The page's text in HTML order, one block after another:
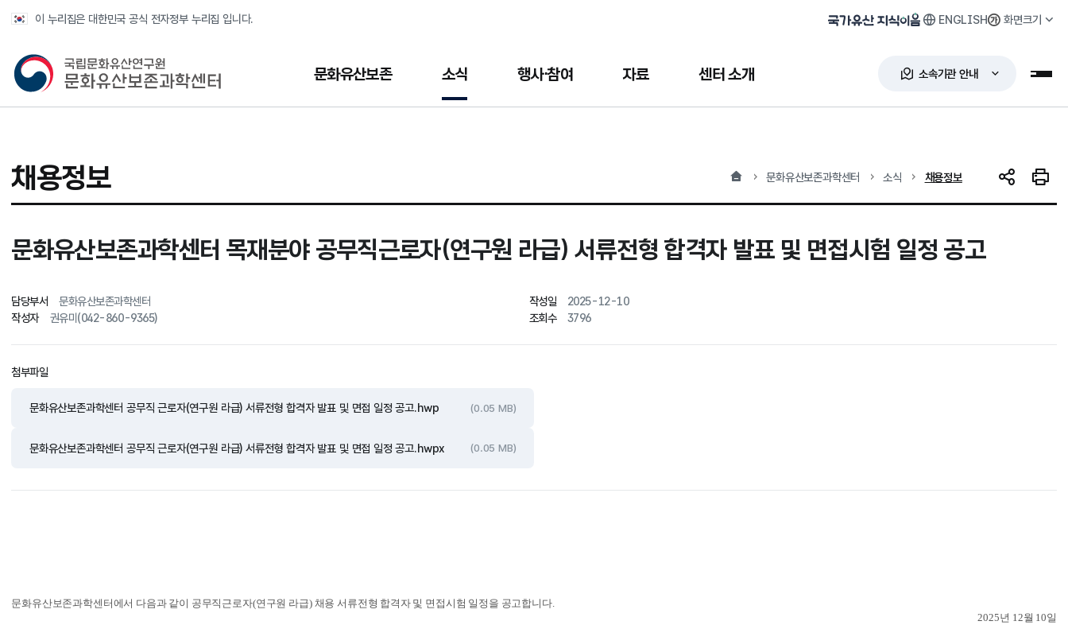
이 누리집은 대한민국 공식 전자정부 누리집 입니다.
국가유산 지식이음 ENGLISH 화면크기
국가유산청 문화유산보존과학센터 문화유산보존 소식 행사·참여 자료 센터 소개 소속기관 안내 누리
채용정보 홈 문화유산보존과학센터 소식 현재 위치
채용정보 SNS 공유인쇄
문화유산보존과학센터 목재분야 공무직근로자(연구원 라급) 서류전형 합격자 발표 및 면접시험 일정 공고
담당부서 문화유산보존과학센터 작성일
2025-12-10
작성자
권유미(042-860-9365) 조회수 3796
첨부파일
문화유산보존과학센터 공무직 근로자(연구원 라급) 서류전형 합격자 발표 및 면접 일정 공고.hwp (0.05 MB)
문화유산보존과학센터 공무직 근로자(연구원 라급) 서류전형 합격자 발표 및 면접 일정 공고.hwpx (0.05 MB)
문화유산보존과학센터에서 다음과 같이 공무직근로자(연구원 라급) 채용 서류전형 합격자 및 면접시험 일정을 공고합니다.
2025년 12월 10일